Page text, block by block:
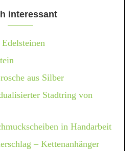
interessant
aus Silber
Stadtring von
in Handarbeit
– Kettenanhänger